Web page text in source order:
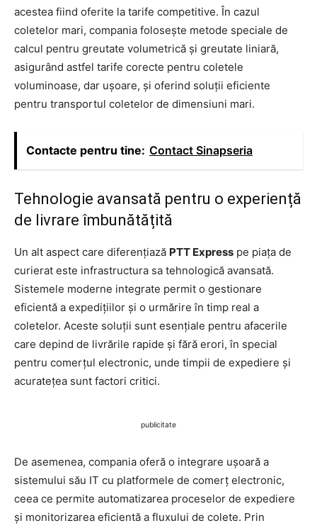
acestea fiind oferite la tarife competitive. În cazul
coletelor mari, compania folosește metode speciale de
calcul pentru greutate volumetrică și greutate liniară,
asigurând astfel tarife corecte pentru coletele
voluminoase, dar ușoare, și oferind soluții eficiente
pentru transportul coletelor de dimensiuni mari.
Contacte pentru tine: Contact Sinapseria
Tehnologie avansată pentru o experiență
de livrare îmbunătățită
Un alt aspect care diferențiază PTT Express pe piața de
curierat este infrastructura sa tehnologică avansată.
Sistemele moderne integrate permit o gestionare
eficientă a expedițiilor și o urmărire în timp real a
coletelor. Aceste soluții sunt esențiale pentru afacerile
care depind de livrările rapide și fără erori, în special
pentru comerțul electronic, unde timpii de expediere și
acuratețea sunt factori critici.
publicitate
De asemenea, compania oferă o integrare ușoară a
sistemului său IT cu platformele de comerț electronic,
ceea ce permite automatizarea proceselor de expediere
și monitorizarea eficientă a fluxului de colete. Prin